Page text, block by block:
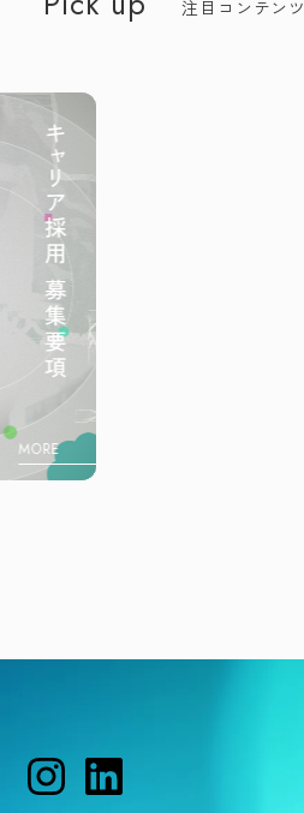
注目コンテンツ
MORE